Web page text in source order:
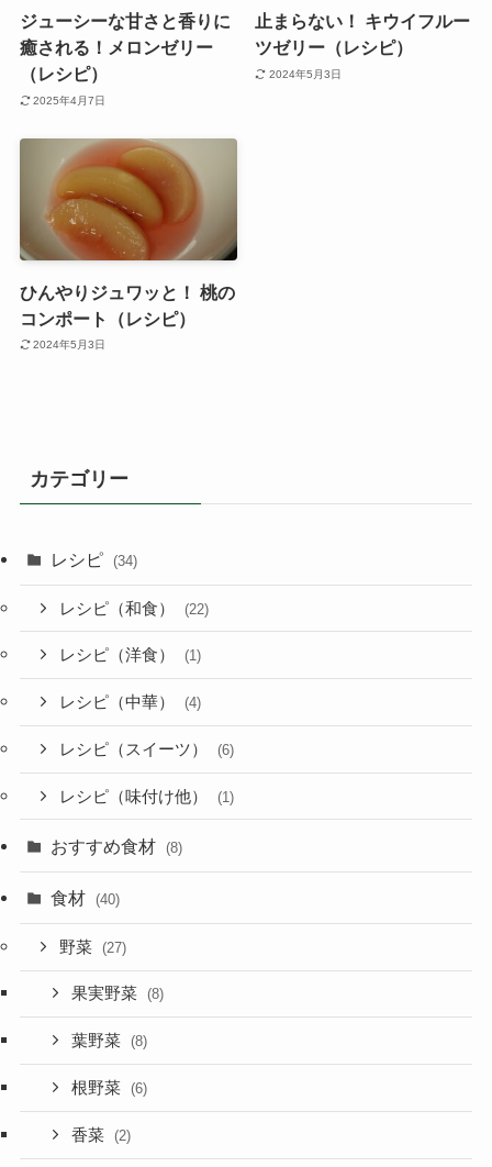
ジューシーな甘さと香りに
癒される！メロンゼリー
（レシピ）
2025年4月7日
止まらない！ キウイフルー
ツゼリー（レシピ）
2024年5月3日
ひんやりジュワッと！ 桃の
コンポート（レシピ）
2024年5月3日
カテゴリー
レシピ (34)
レシピ（和食） (22)
レシピ（洋食） (1)
レシピ（中華） (4)
レシピ（スイーツ） (6)
レシピ（味付け他） (1)
おすすめ食材 (8)
食材 (40)
野菜 (27)
果実野菜 (8)
葉野菜 (8)
根野菜 (6)
香菜 (2)